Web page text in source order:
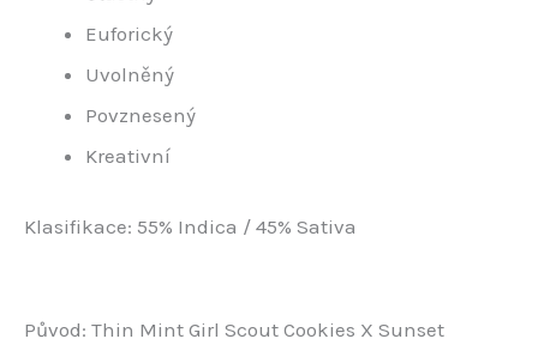
Euforický
Uvolněný
Povznesený
Kreativní
Klasifikace: 55% Indica / 45% Sativa
Původ: Thin Mint Girl Scout Cookies X Sunset